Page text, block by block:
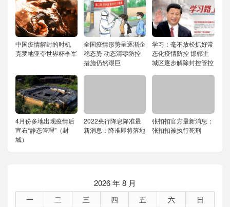
中国疫情解封的时机
克罗地亚夺世界杯季军
全国疫情形势呈逐渐企
稳态势 动态清零防控
措施仍然艰巨
学习：毫不放松抓好常
态化疫情防控 邯郸主
城区逐步解除封控管控
4月份多地出现疫情后
宣布“静态管理”（封
城）
2022央行降息降准最
新消息：降准即将落地
张扣扣官方最新消息：
张扣扣被执行死刑
2026 年 8 月
一 二 三 四 五 六
日